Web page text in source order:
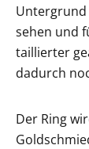
Untergrund
sehen und
taillierter
dadurch
Der Ring